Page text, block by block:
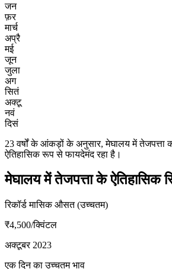
जन
फ़र
मार्च
अप्रै
मई
जून
जुला
अग
सितं
अक्टू
नवं
दिसं
23 वर्षों के आंकड़ों के अनुसार, मेघालय में
ऐतिहासिक रूप से फायदेमंद रहा है।
मेघालय में तेजपत्ता के ऐतिहासिक
रिकॉर्ड मासिक औसत (उच्चतम)
₹4,500/क्विंटल
अक्टूबर 2023
एक दिन का उच्चतम भाव